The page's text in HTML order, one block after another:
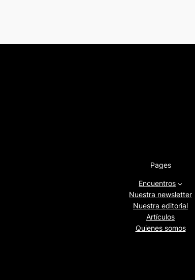
Pages
Encuentros
Nuestra newsletter
Nuestra editorial
Artículos
Quienes somos